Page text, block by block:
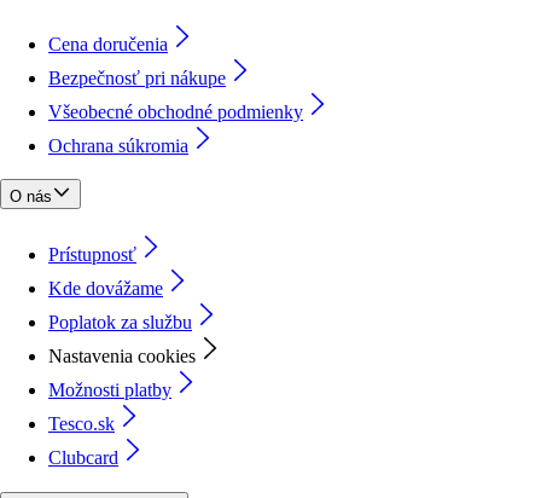
Cena doručenia
Bezpečnosť pri nákupe
Všeobecné obchodné podmienky
Ochrana súkromia
O nás
Prístupnosť
Kde dovážame
Poplatok za službu
Nastavenia cookies
Možnosti platby
Tesco.sk
Clubcard